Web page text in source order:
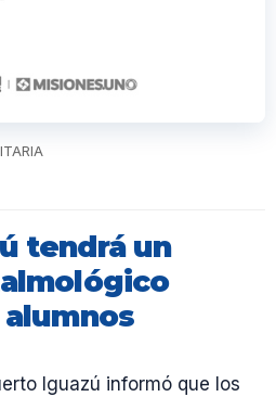
tendrá un
Iguazú informó que los